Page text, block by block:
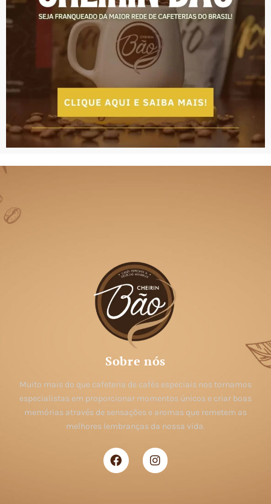
Sobre nós
Muito mais do que cafeteria de cafés especiais nos tornamos
especialistas em proporcionar momentos únicos e criar boas
memórias através de sensações e aromas que remetem as
melhores lembranças da nossa vida.